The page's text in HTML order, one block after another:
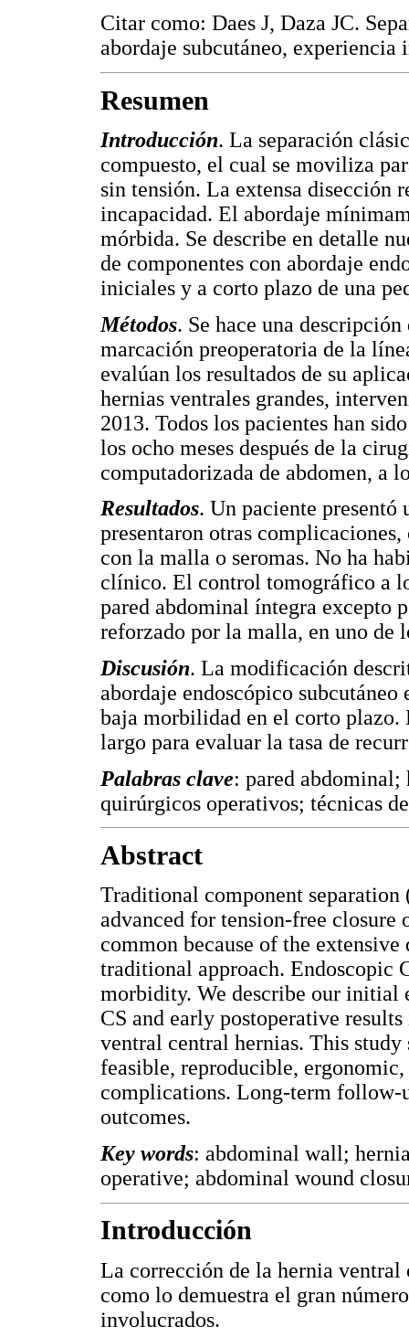
Citar como: Daes J, Daza JC.
abordaje subcutáneo,
Resumen
Introducción. La separación
compuesto, el cual se moviliza
sin tensión. La extensa disección
incapacidad. El abordaje
mórbida. Se describe en detalle
de componentes con abordaje
iniciales y a corto plazo de una
Métodos. Se hace una
marcación preoperatoria de la
evalúan los resultados de su
hernias ventrales grandes,
2013. Todos los pacientes han
los ocho meses después de la
computadorizada de abdomen, a
Resultados. Un paciente presentó
presentaron otras
con la malla o seromas. No ha
clínico. El control tomográfico a
pared abdominal íntegra excepto
reforzado por la malla, en uno de
Discusión. La modificación
abordaje endoscópico
baja morbilidad en el corto plazo.
largo para evaluar la tasa de
Palabras clave: pared
quirúrgicos operativos; técnicas
Abstract
Traditional component separation
advanced for tension-free
common because of the
traditional approach. Endoscopic
morbidity. We describe our initial
CS and early postoperative
ventral central hernias. This study
feasible, reproducible,
complications. Long-term follow-
outcomes.
Key words: abdominal wall;
operative; abdominal wound
Introducción
La corrección de la hernia
como lo demuestra el gran
involucrados.